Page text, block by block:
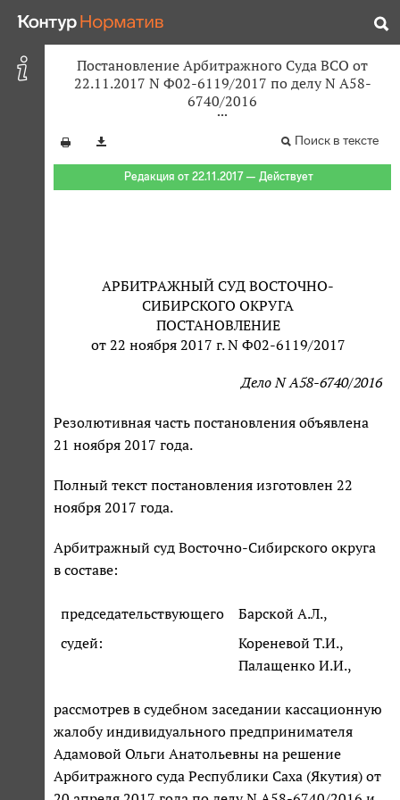
Постановление Арбитражного Суда ВСО от
22.11.2017 N Ф02-6119/2017 по делу N А58-
6740/2016
Поиск в тексте
Редакция от 22.11.2017 — Действует
АРБИТРАЖНЫЙ СУД ВОСТОЧНО-
СИБИРСКОГО ОКРУГА
ПОСТАНОВЛЕНИЕ
от 22 ноября 2017 г. N Ф02-6119/2017
Дело N А58-6740/2016
Резолютивная часть постановления объявлена
21 ноября 2017 года.
Полный текст постановления изготовлен 22
ноября 2017 года.
Арбитражный суд Восточно-Сибирского округа
в составе:
председательствующего
Барской А.Л.,
судей:
Кореневой Т.И.,
Палащенко И.И.,
рассмотрев в судебном заседании кассационную
жалобу индивидуального предпринимателя
Адамовой Ольги Анатольевны на решение
Арбитражного суда Республики Саха (Якутия) от